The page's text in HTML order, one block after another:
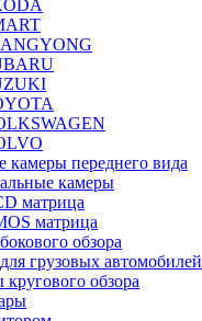
камеры переднего вида
камеры
матрица
матрица
обзора
грузовых автомобилей
обзора